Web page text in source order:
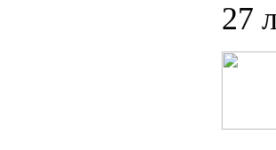
27